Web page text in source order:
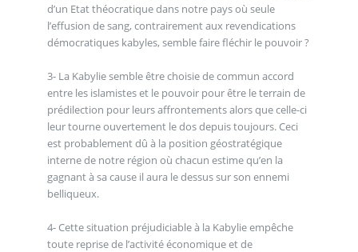
d’un Etat théocratique dans notre pays où seule
l’effusion de sang, contrairement aux revendications
démocratiques kabyles, semble faire fléchir le pouvoir ?
3- La Kabylie semble être choisie de commun accord
entre les islamistes et le pouvoir pour être le terrain de
prédilection pour leurs affrontements alors que celle-ci
leur tourne ouvertement le dos depuis toujours. Ceci
est probablement dû à la position géostratégique
interne de notre région où chacun estime qu’en la
gagnant à sa cause il aura le dessus sur son ennemi
belliqueux.
4- Cette situation préjudiciable à la Kabylie empêche
toute reprise de l’activité économique et de